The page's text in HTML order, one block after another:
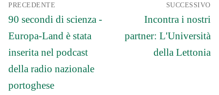
articoli
PRECEDENTE
Articolo
precedente:
90 secondi di scienza -
Europa-Land è stata
inserita nel podcast
della radio nazionale
portoghese
SUCCESSIVO
Articolo
successivo:
Incontra i nostri
partner: L'Università
della Lettonia